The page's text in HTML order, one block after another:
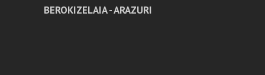
BEROKIZELAIA - ARAZURI